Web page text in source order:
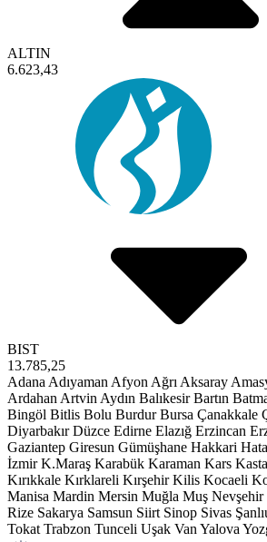
ALTIN
6.623,43
BIST
13.785,25
Adana Adıyaman Afyon Ağrı Aksaray
Ardahan Artvin Aydın Balıkesir Bartın
Bingöl Bitlis Bolu Burdur Bursa Çanakkale
Diyarbakır Düzce Edirne Elazığ Erzincan
Gaziantep Giresun Gümüşhane Hakkari
İzmir K.Maraş Karabük Karaman Kars
Kırıkkale Kırklareli Kırşehir Kilis Kocaeli
Manisa Mardin Mersin Muğla Muş Nevşehir
Rize Sakarya Samsun Siirt Sinop Sivas
Tokat Trabzon Tunceli Uşak Van Yalova